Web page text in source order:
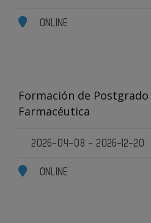
ONLINE
Formación de
Farmacéutica
2026-04-08 - 2026-12-20
ONLINE